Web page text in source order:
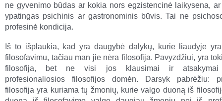
ne gyvenimo būdas ar kokia nors egzistencinė laikysena,
ypatingas psichinis ar gastronominis būvis. Tai ne
profesinė kondicija.
Iš to išplaukia, kad yra daugybė dalykų, kurie liaudyje
filosofavimu, tačiau man jie nėra filosofija. Pavyzdžiui, yra
filosofija, bet ne visi jos klausimai ir atsakymai
profesionaliosios filosofijos domėn. Darsyk pabrėžiu:
filosofija yra kuriama tų žmonių, kurie valgo duoną iš